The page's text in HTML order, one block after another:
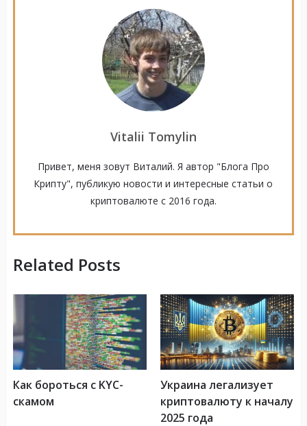
Vitalii Tomylin
Привет, меня зовут Виталий. Я автор "Блога Про
Крипту", публикую новости и интересные статьи о
криптовалюте с 2016 года.
Related Posts
Как бороться с KYC-
скамом
Украина легализует
криптовалюту к началу
2025 года